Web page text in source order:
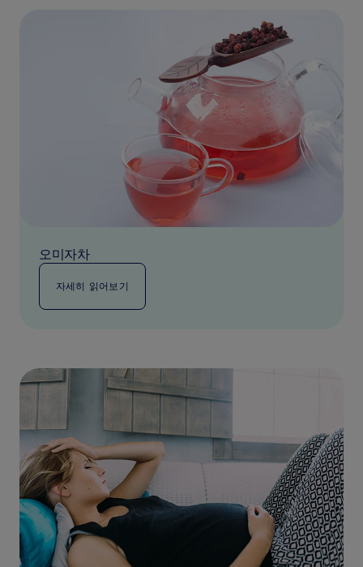
오미자차
자세히 읽어보기